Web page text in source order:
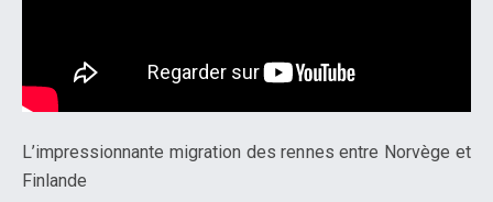
L’impressionnante migration des rennes entre Norvège et
Finlande